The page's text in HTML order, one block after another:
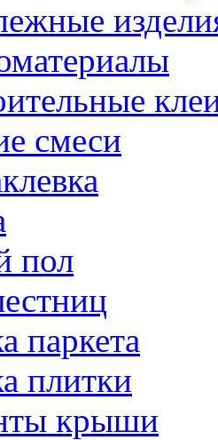
смеси
пол
паркета
плитки
крыши